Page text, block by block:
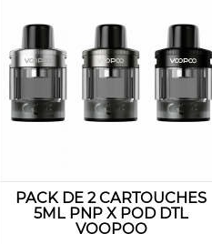
PACK DE 2 CARTOUCHES
5ML PNP X POD DTL
VOOPOO